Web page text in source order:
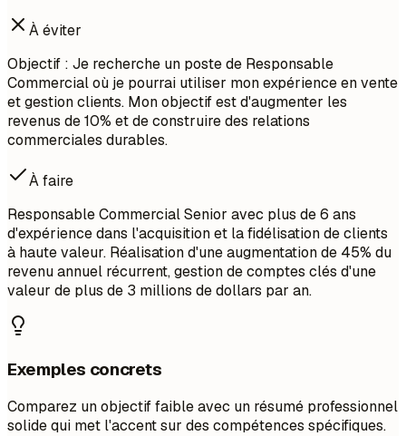
À éviter
Objectif : Je recherche un poste de Responsable
Commercial où je pourrai utiliser mon expérience en vente
et gestion clients. Mon objectif est d'augmenter les
revenus de 10% et de construire des relations
commerciales durables.
À faire
Responsable Commercial Senior avec plus de 6 ans
d'expérience dans l'acquisition et la fidélisation de clients
à haute valeur. Réalisation d'une augmentation de 45% du
revenu annuel récurrent, gestion de comptes clés d'une
valeur de plus de 3 millions de dollars par an.
Exemples concrets
Comparez un objectif faible avec un résumé professionnel
solide qui met l'accent sur des compétences spécifiques.